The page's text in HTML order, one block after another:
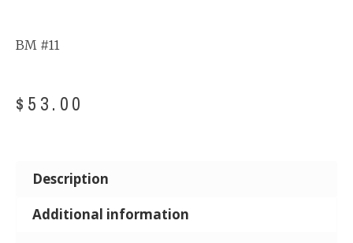
BM #11
$ 53.00
Description
Additional information